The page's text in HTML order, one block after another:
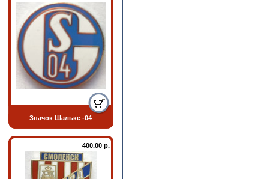
Значок Шальке -04
400.00 р.